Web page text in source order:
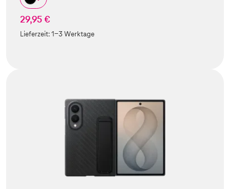
29,95 €
Lieferzeit:1-3 Werktage